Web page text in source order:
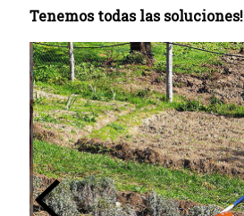
Tenemos todas las soluciones!